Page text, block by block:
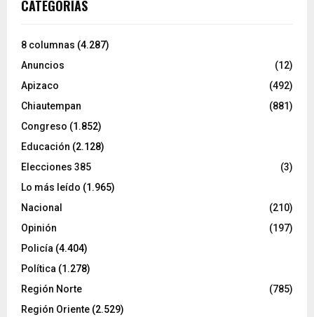
CATEGORÍAS
8 columnas (4.287)
Anuncios
(12)
Apizaco
(492)
Chiautempan
(881)
Congreso (1.852)
Educación (2.128)
Elecciones 385
(3)
Lo más leído (1.965)
Nacional
(210)
Opinión
(197)
Policía (4.404)
Política (1.278)
Región Norte
(785)
Región Oriente (2.529)